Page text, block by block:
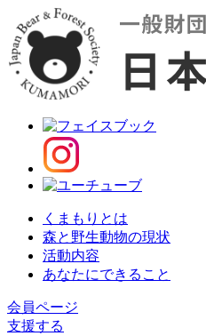
くまもりとは
森と野生動物の現状
活動内容
あなたにできること
会員ページ
支援する